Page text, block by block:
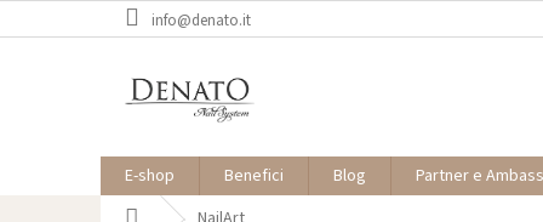
al
info@denato.it
E-shop Benefici Blog Partner e